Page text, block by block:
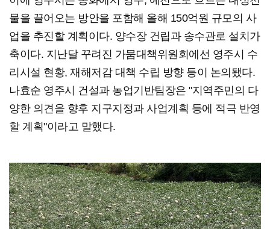
물을 끌어오는 방안을 포함해 올해 150억원 규모의 사
업을 추진할 계획이다. 양수장 건립과 송수관로 설치가
축이다. 지난달 꾸려진 가뭄대책위원회에선 영주시 수
리시설 현황, 재해저감 대책 수립 방향 등이 논의됐다.
나효순 영주시 건설과 농업기반팀장은 "지역주민의 다
양한 의견을 향후 지구지정과 사업계획 등에 적극 반영
할 계획"이라고 말했다.